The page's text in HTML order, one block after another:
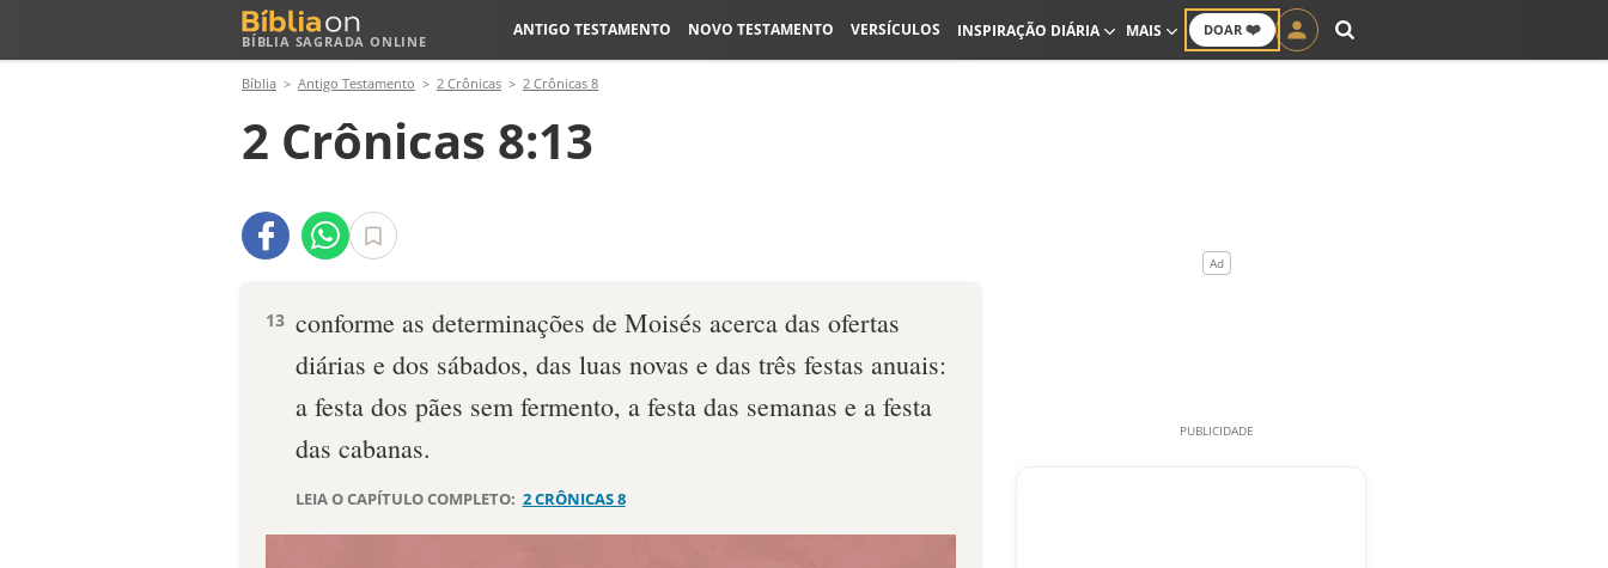
BÍBLIA SAGRADA ONLINE
DOAR ❤️
ANTIGO TESTAMENTO NOVO TESTAMENTO VERSÍCULOS INSPIRAÇÃO DIÁRIA MAIS
Bíblia Antigo Testamento 2 Crônicas 2 Crônicas 8
2 Crônicas 8:13
13 conforme as determinações de Moisés acerca das ofer­tas
diárias e dos sábados, das luas novas e das três festas anuais:
a festa dos pães sem fermento, a festa das semanas e a festa
das cabanas.
LEIA O CAPÍTULO COMPLETO: 2 CRÔNICAS 8